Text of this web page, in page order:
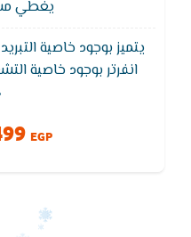
يغطي مساحة
يتميز بوجود خاصية
انفرتر بوجود خاصية
العربى هو الوحيد الذى
EGP